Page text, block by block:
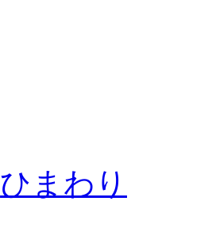
ひまわり